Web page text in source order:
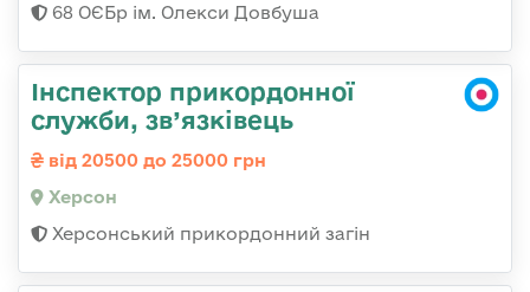
68 ОЄБр ім. Олекси Довбуша
Інспектор прикордонної
служби, зв’язківець
від 20500 до 25000 грн
Херсон
Херсонський прикордонний загін